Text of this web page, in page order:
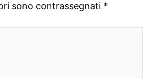
sono contrassegnati *